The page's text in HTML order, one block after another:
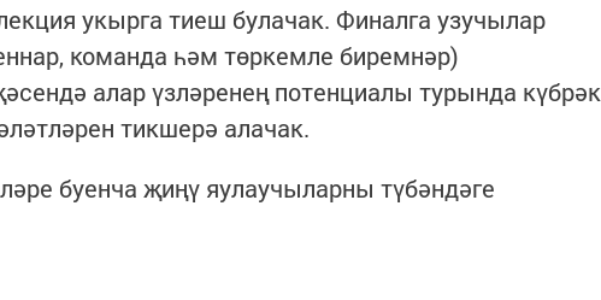
укырга тиеш булачак. Финалга узучылар
команда һәм төркемле биремнәр)
алар үзләренең потенциалы турында күбрәк
тикшерә алачак.
буенча җиңү яулаучыларны түбәндәге